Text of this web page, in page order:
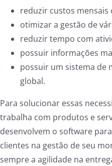
reduzir custos mensais
otimizar a gestão de
reduzir tempo com
possuir informações
possuir um sistema
global.
Para solucionar essas
trabalha com produtos e
desenvolvem o software
clientes na gestão de seu
sempre a agilidade na